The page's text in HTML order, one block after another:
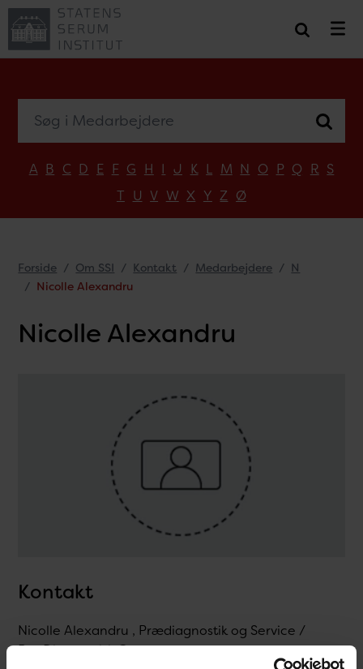
A B C D E F G H I J K L M N O P Q R S
T U V W X Y Z Ø
Forside Om SSI Kontakt Medarbejdere
N
Nicolle Alexandru
Nicolle Alexandru
Kontakt
Nicolle Alexandru , Prædiagnostik og Service /
PræDiagnostisk Center